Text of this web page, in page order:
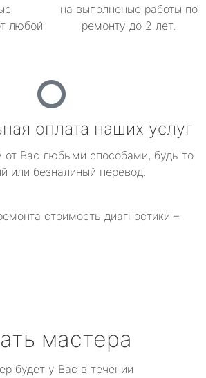
любой
на выполненые работы по
ремонту до 2 лет.
оплата наших услуг
Вас любыми способами, будь то
или безналиный перевод.
стоимость диагностики –
мастера
будет у Вас в течении